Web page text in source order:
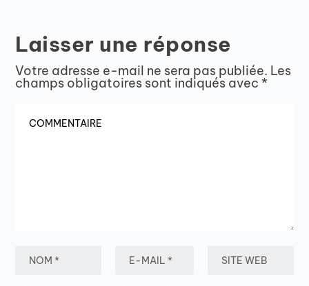
Laisser une réponse
Votre adresse e-mail ne sera pas publiée. Les
champs obligatoires sont indiqués avec *